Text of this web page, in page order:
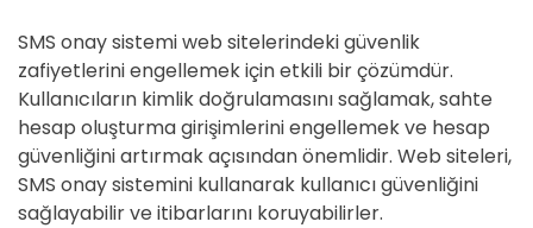
SMS onay sistemi web sitelerindeki güvenlik
zafiyetlerini engellemek için etkili bir çözümdür.
Kullanıcıların kimlik doğrulamasını sağlamak, sahte
hesap oluşturma girişimlerini engellemek ve hesap
güvenliğini artırmak açısından önemlidir. Web siteleri,
SMS onay sistemini kullanarak kullanıcı güvenliğini
sağlayabilir ve itibarlarını koruyabilirler.